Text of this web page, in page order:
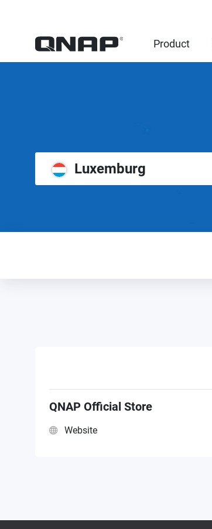
Product
Luxemburg
QNAP Official Store
Website